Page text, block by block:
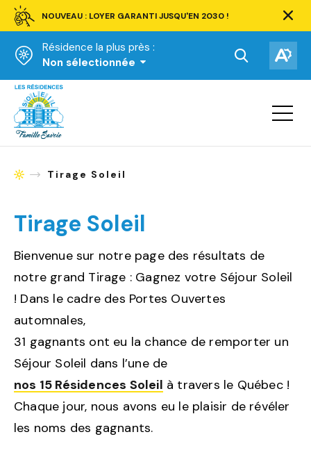
NOUVEAU : LOYER GARANTI JUSQU'EN 2030 !
barre
Résidence la plus près :
Non sélectionnée
Ouvrir
la
recherche.
la
Accueil
Ouvrir
la
AccueilTirage Soleil
Tirage Soleil
Bienvenue sur notre page des résultats de
notre grand Tirage : Gagnez votre Séjour Soleil
! Dans le cadre des Portes Ouvertes
automnales,
31 gagnants ont eu la chance de remporter un
Séjour Soleil dans l’une de
nos 15 Résidences Soleil à travers le Québec !
Chaque jour, nous avons eu le plaisir de révéler
les noms des gagnants.